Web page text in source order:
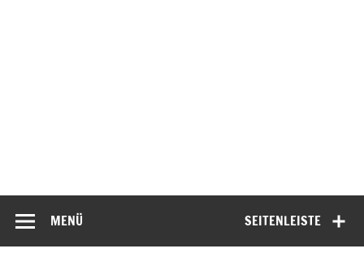
SEITENLEISTE
MENÜ